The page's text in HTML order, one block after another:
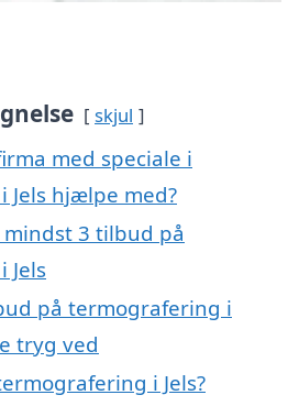
skjul
med speciale i
hjælpe med?
3 tilbud på
Jels
på termografering i
tryg ved
i Jels?